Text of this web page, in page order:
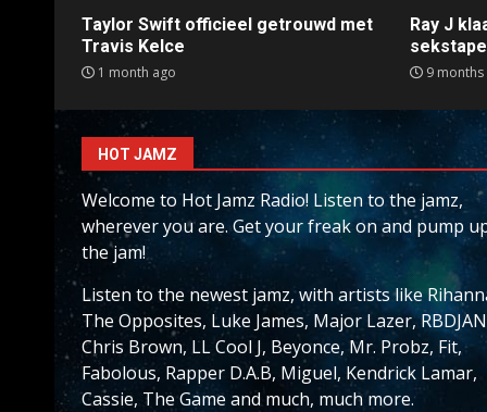
Taylor Swift officieel getrouwd met
Travis Kelce
1 month ago
Ray J
sekstape
9 months
HOT JAMZ
Welcome to Hot Jamz Radio! Listen to the jamz,
wherever you are. Get your freak on and pump
the jam!
Listen to the newest jamz, with artists like
The Opposites, Luke James, Major Lazer,
Chris Brown, LL Cool J, Beyonce, Mr. Probz, Fit,
Fabolous, Rapper D.A.B, Miguel, Kendrick Lamar,
Cassie, The Game and much, much more.